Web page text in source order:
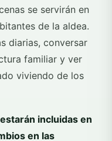
se servirán en
de la aldea.
diarias, conversar
familiar y ver
viviendo de los
incluidas en
en las